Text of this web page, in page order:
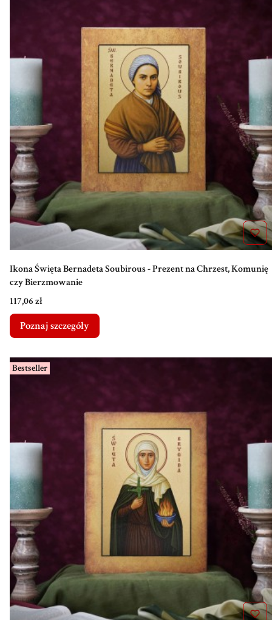
Ikona Święta Bernadeta Soubirous - Prezent na Chrzest, Komunię
czy Bierzmowanie
Cena
117,06 zł
Poznaj szczegóły
Bestseller